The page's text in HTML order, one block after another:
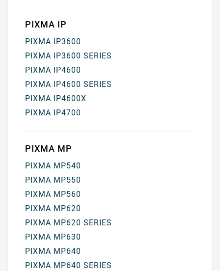
PIXMA IP
PIXMA IP3600
PIXMA IP3600 SERIES
PIXMA IP4600
PIXMA IP4600 SERIES
PIXMA IP4600X
PIXMA IP4700
PIXMA MP
PIXMA MP540
PIXMA MP550
PIXMA MP560
PIXMA MP620
PIXMA MP620 SERIES
PIXMA MP630
PIXMA MP640
PIXMA MP640 SERIES